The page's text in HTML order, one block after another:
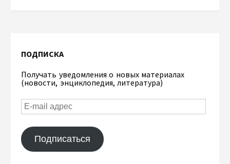
ПОДПИСКА
Получать уведомления о новых материалах
(новости, энциклопедия, литература)
Подписаться